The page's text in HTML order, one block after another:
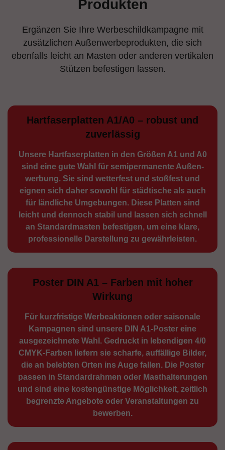
Produkten
Ergänzen Sie Ihre Werbeschildkampagne mit
zusätzlichen Außenwerbeprodukten, die sich
ebenfalls leicht an Masten oder anderen vertikalen
Stützen befestigen lassen.
Hartfaserplatten A1/A0 – robust und
zuverlässig
Unsere Hartfaserplatten in den Größen A1 und A0
sind eine gute Wahl für semiperma­nente Außen­
werbung. Sie sind wetterfest und stoßfest und
eignen sich daher sowohl für städtische als auch
für ländliche Umge­bungen. Diese Platten sind
leicht und dennoch stabil und lassen sich schnell
an Standard­masten befestigen, um eine klare,
professionelle Darstellung zu gewährleisten.
Poster DIN A1 – Farben mit hoher
Wirkung
Für kurzfristige Werbe­aktionen oder saisonale
Kampagnen sind unsere DIN A1-Poster eine
ausge­zeichnete Wahl. Gedruckt in lebendigen 4/0
CMYK-Farben liefern sie scharfe, auffällige Bilder,
die an belebten Orten ins Auge fallen. Die Poster
passen in Standardrahmen oder Masthalterungen
und sind eine kostengünstige Möglichkeit, zeitlich
begrenzte Angebote oder Veranstaltungen zu
bewerben.